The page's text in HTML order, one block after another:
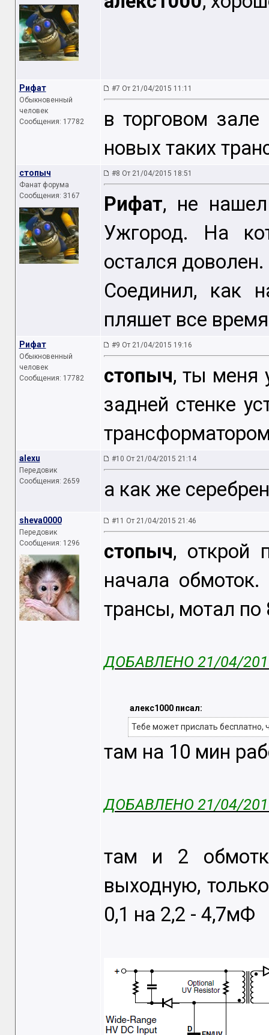
Рифат
Обыкновенный
человек
Сообщения: 17782
#7 От 21/04/2015 11:11
в торговом
новых таких
стопыч
Фанат форума
Сообщения: 3167
#8 От 21/04/2015 18:51
Рифат, не
Ужгород. На
остался доволен.
Соединил, как
пляшет все
Рифат
Обыкновенный
человек
Сообщения: 17782
#9 От 21/04/2015 19:16
стопыч, ты меня
задней стенке
alexu
Передовик
Сообщения: 2659
#10 От 21/04/2015 21:14
а как же
sheva0000
Передовик
Сообщения: 1296
#11 От 21/04/2015 21:46
стопыч, открой
начала
трансы, мотал по
ДОБАВЛЕНО 21/04/
алекс1000 писал:
Тебе может прислать бесплатно,
там на 10 мин
ДОБАВЛЕНО 21/04/
там и 2
выходную,
0,1 на 2,2 - 4,7мФ